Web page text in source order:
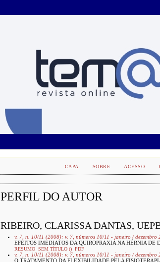
CAPA SOBRE ACESSO
PERFIL DO AUTOR
RIBEIRO, CLARISSA DANTAS,
v. 7, n. 10/11 (2008): v. 7, números 10/11 - janeiro / dezembro
EFEITOS IMEDIATOS DA QUIROPRAXIA NA HÉRNIA DE
RESUMO SEM TÍTULO () PDF
v. 7, n. 10/11 (2008): v. 7, números 10/11 - janeiro / dezembro
O TRATAMENTO DA FLEXIBILIDADE PELA